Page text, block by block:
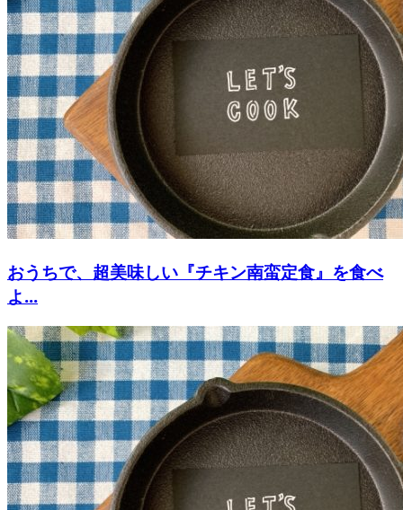
おうちで、超美味しい『チキン南蛮定食』を食べ
よ...